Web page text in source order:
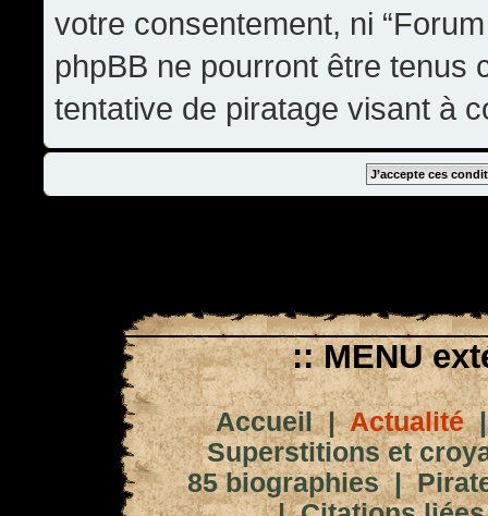
votre consentement, ni
phpBB ne pourront être tenus
tentative de piratage visant à
:: MENU
Accueil|Actualité
Superstitions et
85 biographies|